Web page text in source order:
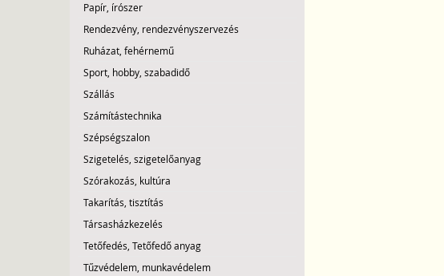
Papír, írószer
Rendezvény, rendezvényszervezés
Ruházat, fehérnemű
Sport, hobby, szabadidő
Szállás
Számítástechnika
Szépségszalon
Szigetelés, szigetelőanyag
Szórakozás, kultúra
Takarítás, tisztítás
Társasházkezelés
Tetőfedés, Tetőfedő anyag
Tűzvédelem, munkavédelem